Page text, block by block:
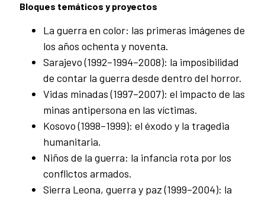
Bloques temáticos y proyectos
La guerra en color: las primeras imágenes de
los años ochenta y noventa.
Sarajevo (1992–1994–2008): la imposibilidad
de contar la guerra desde dentro del horror.
Vidas minadas (1997–2007): el impacto de las
minas antipersona en las víctimas.
Kosovo (1998–1999): el éxodo y la tragedia
humanitaria.
Niños de la guerra: la infancia rota por los
conflictos armados.
Sierra Leona, guerra y paz (1999–2004): la